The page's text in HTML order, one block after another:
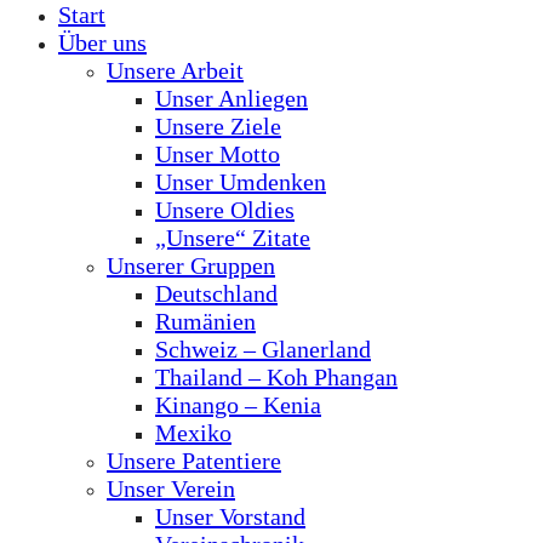
Start
Über uns
Unsere Arbeit
Unser Anliegen
Unsere Ziele
Unser Motto
Unser Umdenken
Unsere Oldies
„Unsere“ Zitate
Unserer Gruppen
Deutschland
Rumänien
Schweiz – Glanerland
Thailand – Koh Phangan
Kinango – Kenia
Mexiko
Unsere Patentiere
Unser Verein
Unser Vorstand